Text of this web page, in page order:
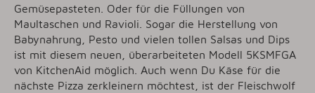
Gemüsepasteten. Oder für die Füllungen von
Maultaschen und Ravioli. Sogar die Herstellung von
Babynahrung, Pesto und vielen tollen Salsas und Dips
ist mit diesem neuen, überarbeiteten Modell 5KSMFGA
von KitchenAid möglich. Auch wenn Du Käse für die
nächste Pizza zerkleinern möchtest, ist der Fleischwolf